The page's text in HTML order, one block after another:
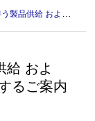
リーズ緊急価格に関するご案内
給 およ
るご案内